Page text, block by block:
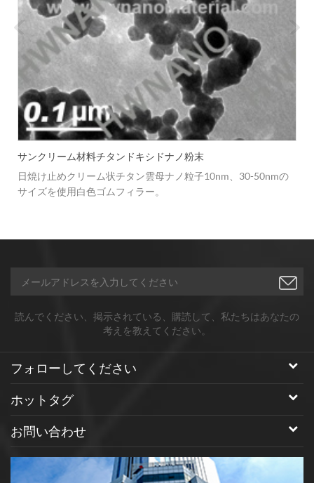
サンクリーム材料チタンドキシドナノ粉末
日焼け止めクリーム状チタン雲母ナノ粒子10nm、30-50nmの
サイズを使用白色ゴムフィラー。
読んでください、掲示されている、購読して、私たちはあなたの
考えを教えてください。
フォローしてください
ホットタグ
お問い合わせ